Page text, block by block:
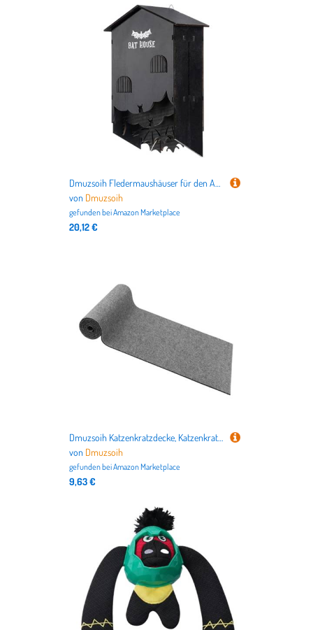
Dmuzsoih Fledermaushäuser für den Außenbereich – Holz-Fledermausnest Lebensraum – Wandhalterung mit DREI Kammern Unterschlupf Häuser Box für den Außenbereich, Hof, Garten, Hinterhof, Baum
von Dmuzsoih
gefunden beiAmazon Marketplace
20,12 €
Dmuzsoih Katzenkratzdecke, Katzenkratzpad-Teppich | Kratzteppich für Katzen, Kratzunterlage - Zuschneidbarer Katzenkratzbaum-Teppich, kletternde Katzenkratzmatte für Katzen und Haustiere, klein,
von Dmuzsoih
gefunden beiAmazon Marketplace
9,63 €